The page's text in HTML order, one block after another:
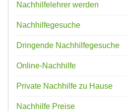
Nachhilfelehrer werden
Nachhilfegesuche
Dringende Nachhilfegesuche
Online-Nachhilfe
Private Nachhilfe zu Hause
Nachhilfe Preise